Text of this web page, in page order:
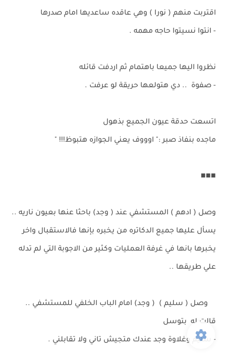
اقتربت منهم ( نورا ) وهي عاقده ساعديها امام صدرها
- انتوا نسيتوا حاجه مهمه .
نظروا اليها جميعا باهتمام ثم اردفت قائله
- صفوة .. دي هتولعها حريقة لو عرفت .
اتسعت حدقة عيون الجميع بذهول
ماجده بنفاذ صبر :" اوووف يعني الجوازه هتبوظ!!! "
■■■
وصل ( ادهم ) المستشفي عند ( وجد) باحثا عنها بعيون ناريه ..
يسأل عليها جميع الدكاتره من يخبره بإنها فالاستقبال واخر
يخبرها بانها في غرفة العمليات وكثير من الاجوبة التي لم تدله
علي طريقها ..
وصل ( سليم ) ( وجد) امام الباب الخلفي للمستشفي ..
قالت له بتوسل
- سليم وغلاوة وجد عندك متجيش تاني ولا تقابلني .